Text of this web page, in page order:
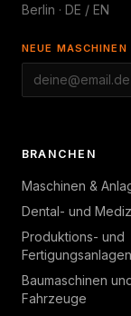
Berlin · DE / EN
NEUE MASCHINEN
BRANCHEN
Maschinen &
Dental- und
Produktions- und
Fertigungsanlagen
Baumaschinen
Fahrzeuge